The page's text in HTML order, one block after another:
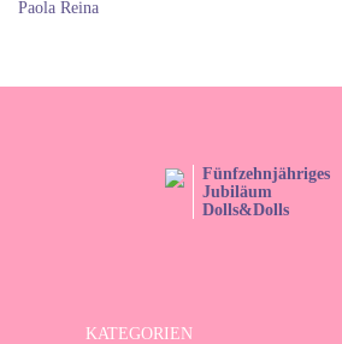
Paola Reina
Fünfzehnjähriges
Jubiläum
Dolls&Dolls
KATEGORIEN